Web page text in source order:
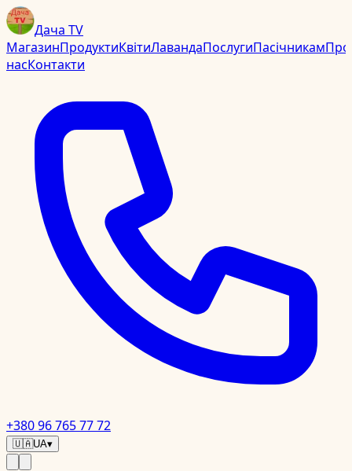
Дача TV
МагазинПродуктиКвітиЛавандаПослугиПасічникамПро
насКонтакти
+380 96 765 77 72
🇺🇦UA▾